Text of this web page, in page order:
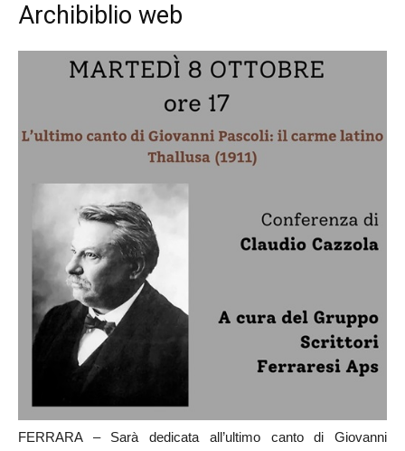
Archibiblio web
FERRARA – Sarà dedicata all’ultimo canto di Giovanni